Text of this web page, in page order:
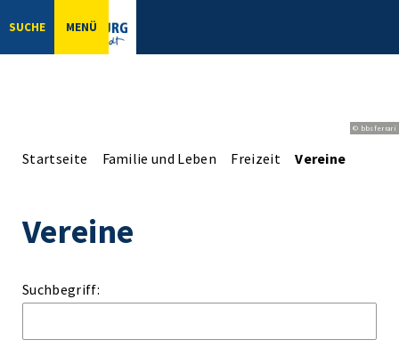
SUCHE MENÜ
© bbsferrari
Startseite Familie und Leben Freizeit Vereine
Vereine
Suchbegriff: